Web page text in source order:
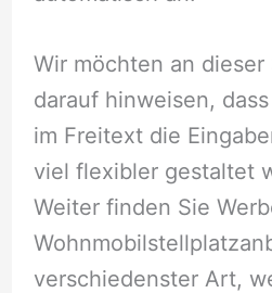
Wir möchten an dieser
darauf hinweisen,
im Freitext die
viel flexibler gestaltet
Weiter finden Sie
verschiedenster Art,